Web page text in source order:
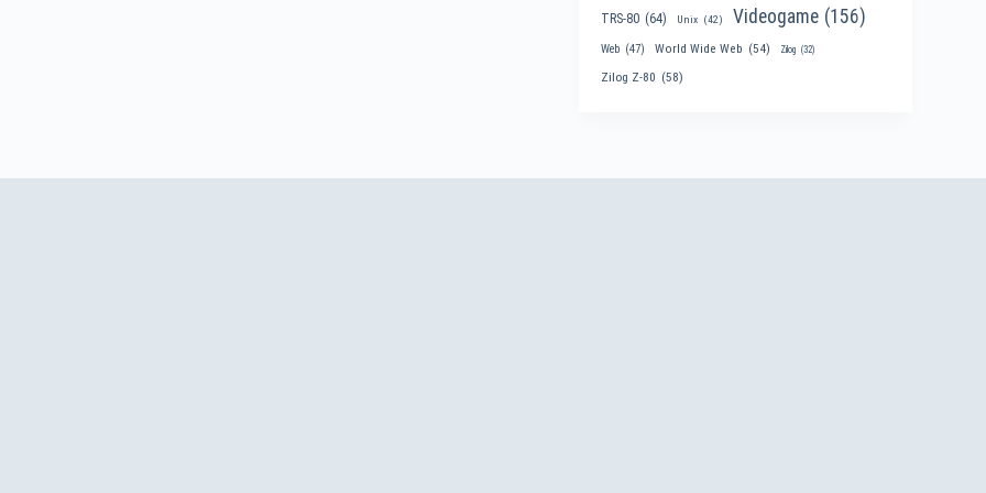
TRS-80 (64) Unix (42) Videogame (156)
Web (47) World Wide Web (54) Zilog (32)
Zilog Z-80 (58)